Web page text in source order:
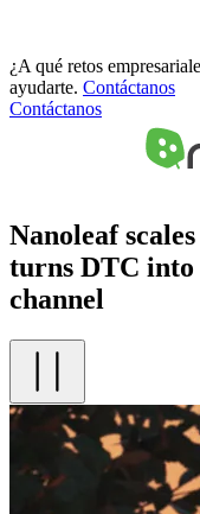
¿A qué retos
ayudarte. Contáctanos
Contáctanos
Nanoleaf
turns DTC into
channel